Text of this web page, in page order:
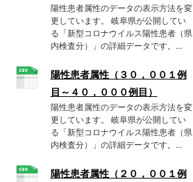
陽性患者属性のデータの表示方法を変
更しています。 岐阜県が公開してい
る「新型コロナウイルス陽性患者（県
内検査分）」の詳細データです。...
陽性患者属性（３０，００１例
目～４０，０００例目）
陽性患者属性のデータの表示方法を変
更しています。 岐阜県が公開してい
る「新型コロナウイルス陽性患者（県
内検査分）」の詳細データです。...
陽性患者属性（２０，００１例